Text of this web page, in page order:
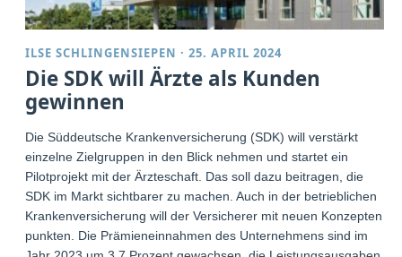
ILSE SCHLINGENSIEPEN ·25. APRIL 2024
Die SDK will Ärzte als Kunden
gewinnen
Die Süddeutsche Krankenversicherung (SDK) will verstärkt
einzelne Zielgruppen in den Blick nehmen und startet ein
Pilotprojekt mit der Ärzteschaft. Das soll dazu beitragen, die
SDK im Markt sichtbarer zu machen. Auch in der betrieblichen
Krankenversicherung will der Versicherer mit neuen Konzepten
punkten. Die Prämieneinnahmen des Unternehmens sind im